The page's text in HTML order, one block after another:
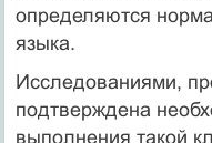
определяются
языка.
Исследованиями,
подтвержде­на
выполнения такой